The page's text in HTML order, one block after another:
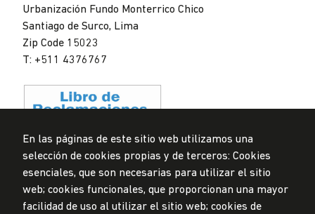
Urbanización Fundo Monterrico Chico
Santiago de Surco, Lima
Zip Code 15023
T: +511 4376767
Data Protection Policy
Submission Office
En las páginas de este sitio web utilizamos una
selección de cookies propias y de terceros: Cookies
esenciales, que son necesarias para utilizar el sitio
web; cookies funcionales, que proporcionan una mayor
facilidad de uso al utilizar el sitio web; cookies de